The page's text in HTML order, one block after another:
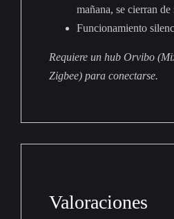
mañana, se cierran de
Funcionamiento
Requiere un hub Orvibo
Zigbee) para conectarse.
Valoraciones